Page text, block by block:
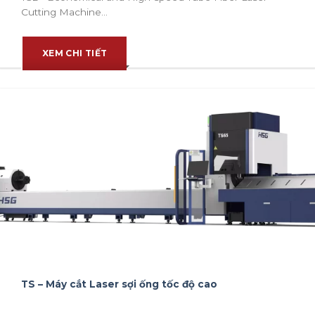
Cutting Machine...
XEM CHI TIẾT
TS – Máy cắt Laser sợi ống tốc độ cao